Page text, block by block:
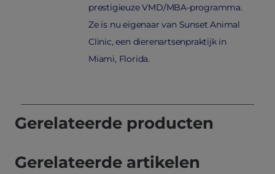
prestigieuze VMD/MBA-programma.
Ze is nu eigenaar van Sunset Animal
Clinic, een dierenartsenpraktijk in
Miami, Florida.
Gerelateerde producten
Gerelateerde artikelen